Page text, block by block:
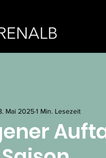
Mai 20251 Min. Lesezeit